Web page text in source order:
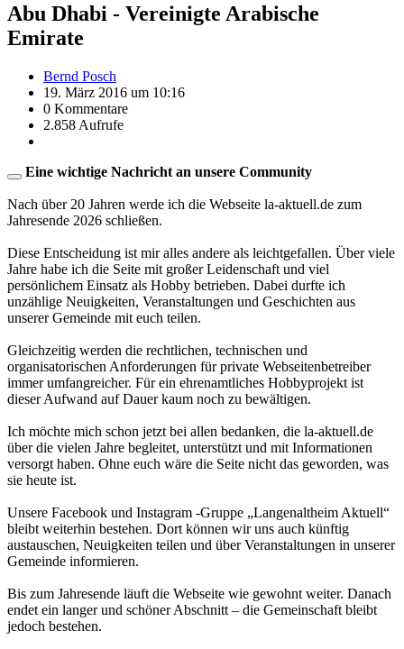
Abu Dhabi - Vereinigte Arabische
Emirate
Bernd Posch
19. März 2016 um 10:16
0 Kommentare
2.858 Aufrufe
Eine wichtige Nachricht an unsere Community
Nach über 20 Jahren werde ich die Webseite la-aktuell.de zum
Jahresende 2026 schließen.
Diese Entscheidung ist mir alles andere als leichtgefallen. Über viele
Jahre habe ich die Seite mit großer Leidenschaft und viel
persönlichem Einsatz als Hobby betrieben. Dabei durfte ich
unzählige Neuigkeiten, Veranstaltungen und Geschichten aus
unserer Gemeinde mit euch teilen.
Gleichzeitig werden die rechtlichen, technischen und
organisatorischen Anforderungen für private Webseitenbetreiber
immer umfangreicher. Für ein ehrenamtliches Hobbyprojekt ist
dieser Aufwand auf Dauer kaum noch zu bewältigen.
Ich möchte mich schon jetzt bei allen bedanken, die la-aktuell.de
über die vielen Jahre begleitet, unterstützt und mit Informationen
versorgt haben. Ohne euch wäre die Seite nicht das geworden, was
sie heute ist.
Unsere Facebook und Instagram -Gruppe „Langenaltheim Aktuell“
bleibt weiterhin bestehen. Dort können wir uns auch künftig
austauschen, Neuigkeiten teilen und über Veranstaltungen in unserer
Gemeinde informieren.
Bis zum Jahresende läuft die Webseite wie gewohnt weiter. Danach
endet ein langer und schöner Abschnitt – die Gemeinschaft bleibt
jedoch bestehen.